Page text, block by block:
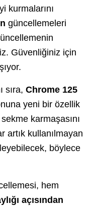
kurmalarını
güncellemeleri
Güvenliğiniz için
sıra, Chrome 125
yeni bir özellik
karmaşasını
artık kullanılmayan
böylece
hem
açısından